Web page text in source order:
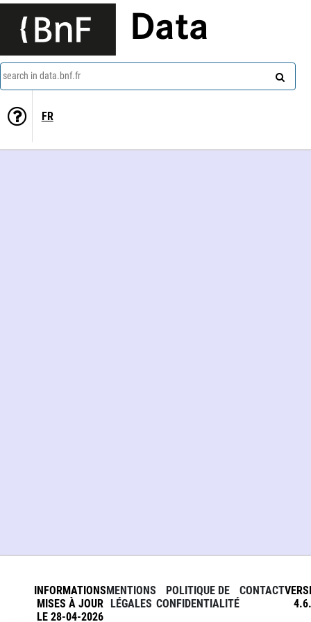
Data
search in data.bnf.fr
FR
INFORMATIONS
MISES À JOUR
LE 28-04-2026
MENTIONS
LÉGALES
POLITIQUE DE
CONFIDENTIALITÉ
CONTACT